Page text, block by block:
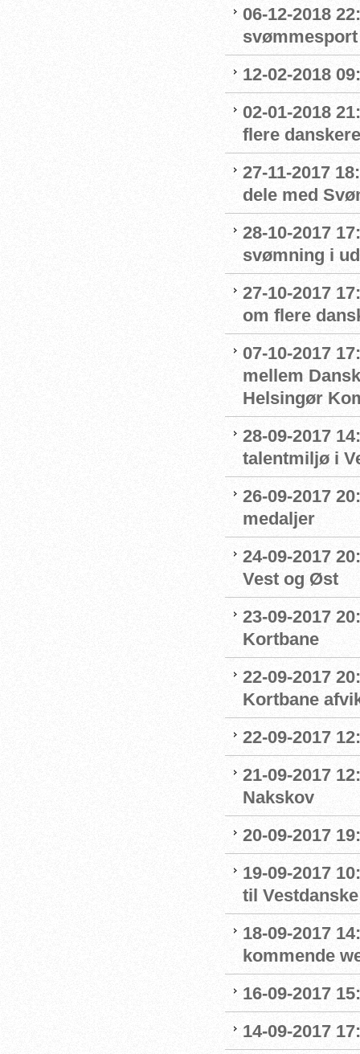
06-12-2018
svømmesport
12-02-2018
02-01-2018
flere
27-11-2017
dele med
28-10-2017
svømning i
27-10-2017
om flere
07-10-2017
mellem
Helsingør
28-09-2017
talentmiljø i
26-09-2017
medaljer
24-09-2017
Vest og Øst
23-09-2017
Kortbane
22-09-2017
Kortbane
22-09-2017
21-09-2017
Nakskov
20-09-2017
19-09-2017
til
18-09-2017
kommende
16-09-2017
14-09-2017